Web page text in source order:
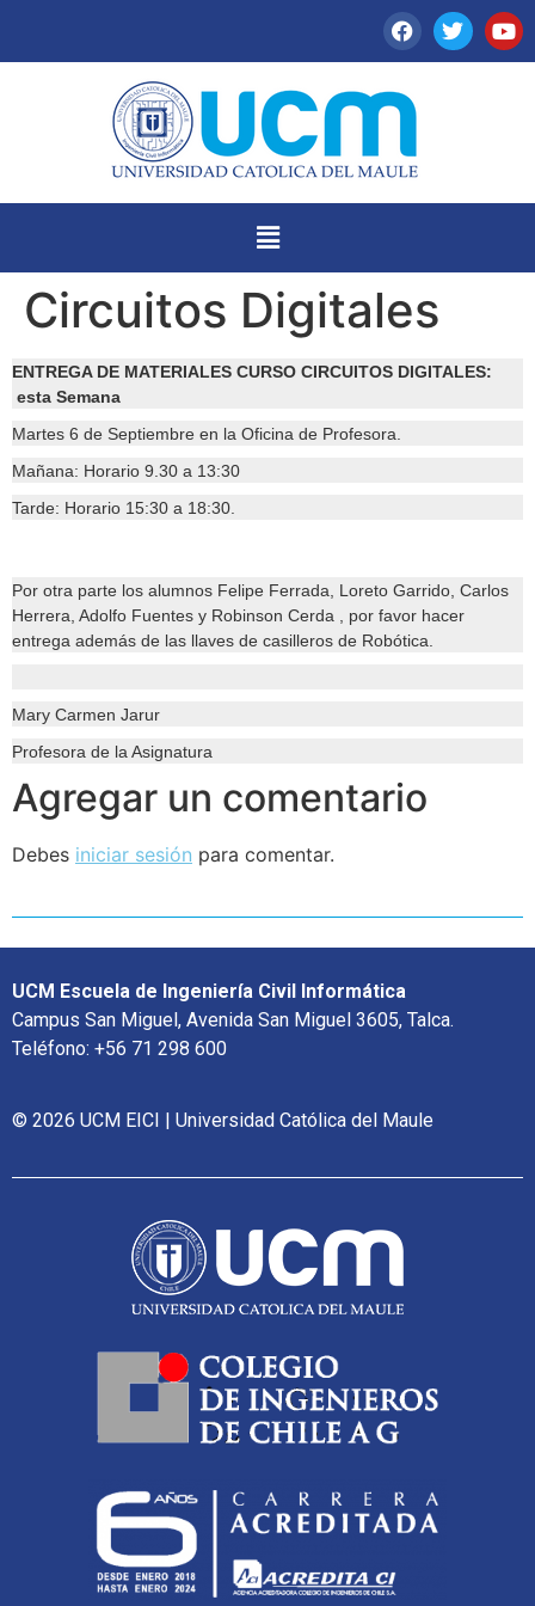
Circuitos Digitales
ENTREGA DE MATERIALES CURSO CIRCUITOS DIGITALES:
esta Semana
Martes 6 de Septiembre en la Oficina de Profesora.
Mañana: Horario 9.30 a 13:30
Tarde: Horario 15:30 a 18:30.
Por otra parte los alumnos Felipe Ferrada, Loreto Garrido, Carlos
Herrera, Adolfo Fuentes y Robinson Cerda , por favor hacer
entrega además de las llaves de casilleros de Robótica.
Mary Carmen Jarur
Profesora de la Asignatura
Agregar un comentario
Debes iniciar sesión para comentar.
UCM Escuela de Ingeniería Civil Informática
Campus San Miguel, Avenida San Miguel 3605, Talca.
Teléfono: +56 71 298 600
© 2026 UCM EICI | Universidad Católica del Maule